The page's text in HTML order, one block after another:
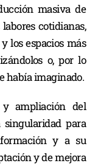
masiva de
cotidianas,
los espacios más
o, por lo
había imaginado.
ampliación del
para
y a su
y de mejora